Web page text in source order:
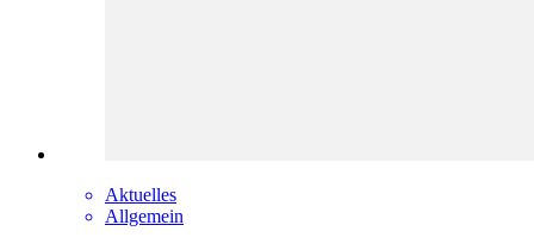
Aktuelles
Allgemein